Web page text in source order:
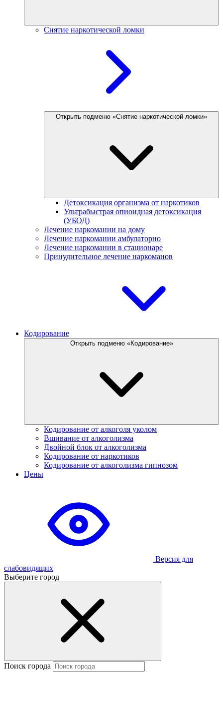
Снятие наркотической ломки
Открыть подменю «Снятие наркотической ломки»
Детоксикация организма от наркотиков
Ультрабыстрая опиоидная детоксикация
(УБОД)
Лечение наркомании на дому
Лечение наркомании амбулаторно
Лечение наркомании в стационаре
Принудительное лечение наркоманов
Кодирование
Открыть подменю «Кодирование»
Кодирование от алкоголя уколом
Вшивание от алкоголизма
Двойной блок от алкоголизма
Кодирование от наркотиков
Кодирование от алкоголизма гипнозом
Цены
Версия для
слабовидящих
Выберите город
Поиск города